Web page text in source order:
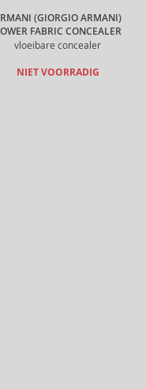
(GIORGIO ARMANI)
FABRIC CONCEALER
vloeibare concealer
NIET VOORRADIG